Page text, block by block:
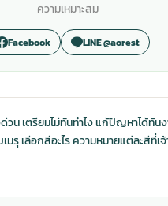
ความเหมาะสม
Facebook LINE @aorest
วน เตรียมไม่ทันทำไง แก้ปัญหาได้ทัน
มรุ เลือกสีอะไร ความหมายแต่ละสีที่เ